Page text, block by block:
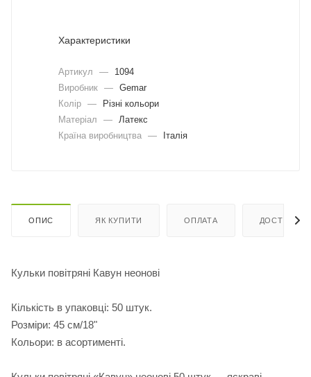
Характеристики
Артикул —
1094
Виробник — Gemar
Колір —
Різні кольори
Матеріал
—
Латекс
Країна виробництва — Італія
ОПИС ЯК КУПИТИ ОПЛАТА ДОСТАВКА
Кульки повітряні Кавун неонові
Кількість в упаковці: 50 штук.
Розміри: 45 см/18"
Кольори: в асортименті.